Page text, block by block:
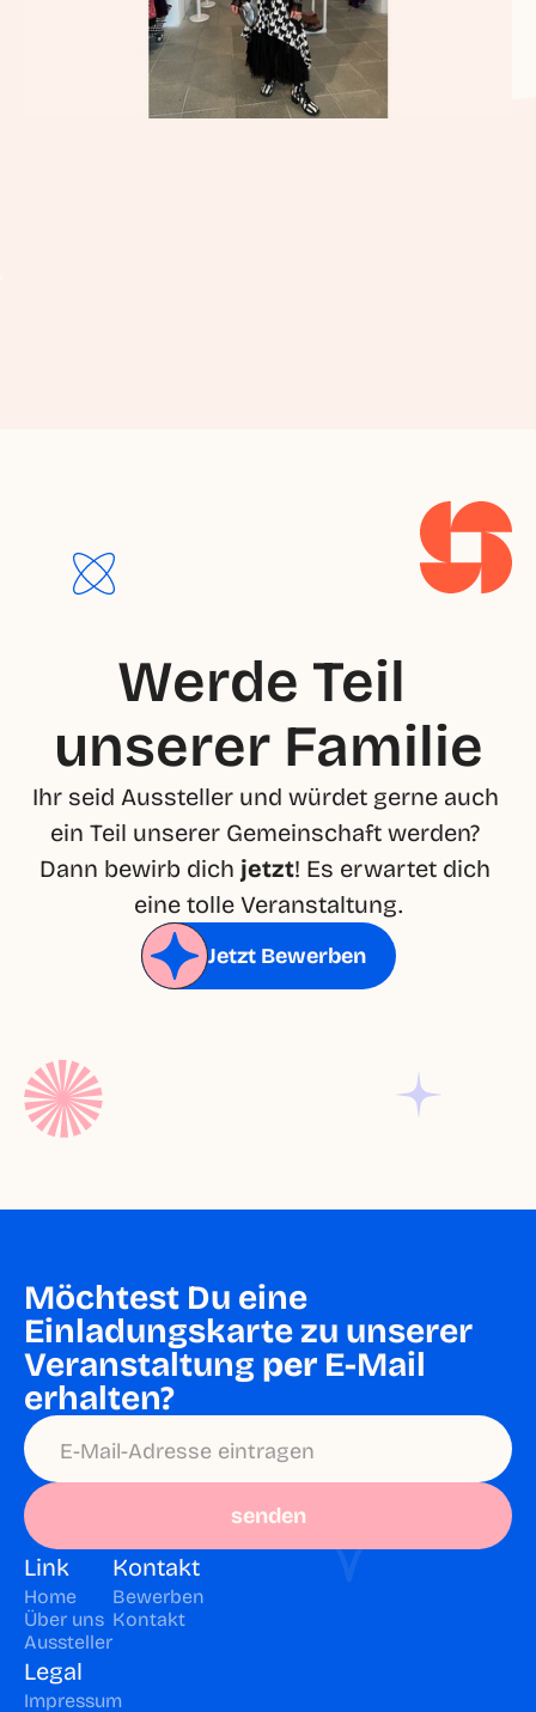
Werde Teil
unserer Familie
Ihr seid Aussteller und würdet gerne auch
ein Teil unserer Gemeinschaft werden?
Dann bewirb dich jetzt! Es erwartet dich
eine tolle Veranstaltung.
Jetzt Bewerben
senden
Möchtest Du eine
Einladungskarte zu unserer
Veranstaltung per E-Mail
erhalten?
Link
Home
Über uns
Aussteller
Kontakt
Bewerben
Kontakt
Legal
Impressum